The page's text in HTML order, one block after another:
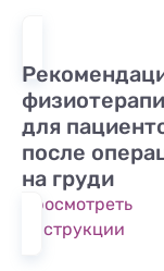
для
после
на груди
Просмотреть
инструкции